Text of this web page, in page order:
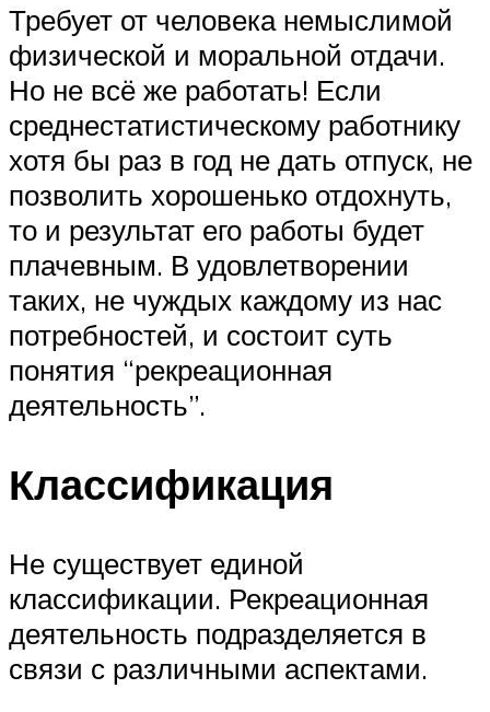
Требует от человека немыслимой
физической и моральной отдачи.
Но не всё же работать! Если
среднестатистическому работнику
хотя бы раз в год не дать отпуск, не
позволить хорошенько отдохнуть,
то и результат его работы будет
плачевным. В удовлетворении
таких, не чуждых каждому из нас
потребностей, и состоит суть
понятия “рекреационная
деятельность”.
Классификация
Не существует единой
классификации. Рекреационная
деятельность подразделяется в
связи с различными аспектами.